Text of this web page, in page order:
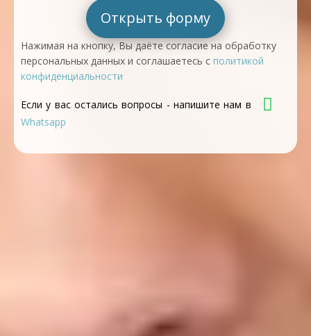
Открыть форму
Нажимая на кнопку, Вы даёте согласие на обработку
персональных данных и соглашаетесь с политикой
конфиденциальности
Если у вас остались вопросы - напишите нам в
Whatsapp